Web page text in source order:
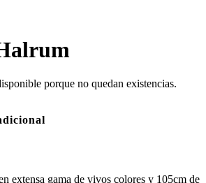
porque no quedan existencias.
extensa gama de vivos colores y 105cm de